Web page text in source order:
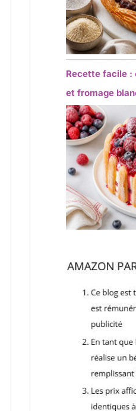
Recette facile
et fromage